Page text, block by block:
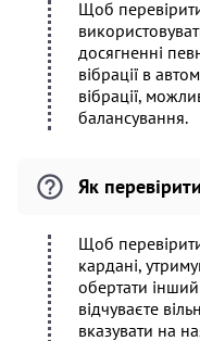
Щоб
досягненні
вібрації в
вібрації,
балансування.
Як
Щоб
кардані,
обертати
відчуваєте
вказувати на